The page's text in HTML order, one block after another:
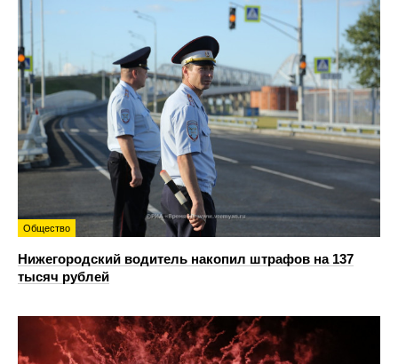
Общество
Нижегородский водитель накопил штрафов на 137
тысяч рублей